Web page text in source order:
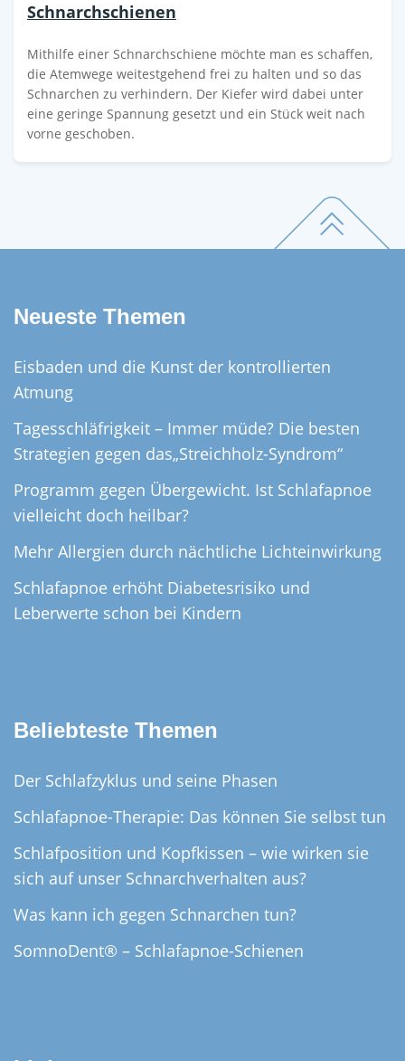
Schnarchschienen
Mithilfe einer Schnarchschiene möchte man es schaffen,
die Atemwege weitestgehend frei zu halten und so das
Schnarchen zu verhindern. Der Kiefer wird dabei unter
eine geringe Spannung gesetzt und ein Stück weit nach
vorne geschoben.
Neueste Themen
Eisbaden und die Kunst der kontrollierten
Atmung
Tagesschläfrigkeit – Immer müde? Die besten
Strategien gegen das„Streichholz-Syndrom“
Programm gegen Übergewicht. Ist Schlafapnoe
vielleicht doch heilbar?
Mehr Allergien durch nächtliche Lichteinwirkung
Schlafapnoe erhöht Diabetesrisiko und
Leberwerte schon bei Kindern
Beliebteste Themen
Der Schlafzyklus und seine Phasen
Schlafapnoe-Therapie: Das können Sie selbst tun
Schlafposition und Kopfkissen – wie wirken sie
sich auf unser Schnarchverhalten aus?
Was kann ich gegen Schnarchen tun?
SomnoDent® – Schlafapnoe-Schienen